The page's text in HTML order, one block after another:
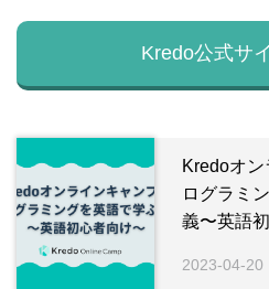
Kredo公式サ
Kredoオ
ログラミ
義〜英語
2023-04-20